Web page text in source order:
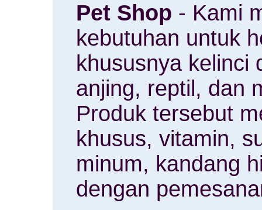
Pet Shop - Kami
kebutuhan untuk
khususnya kelinci
anjing, reptil, dan
Produk tersebut
khusus, vitamin,
minum, kandang
dengan